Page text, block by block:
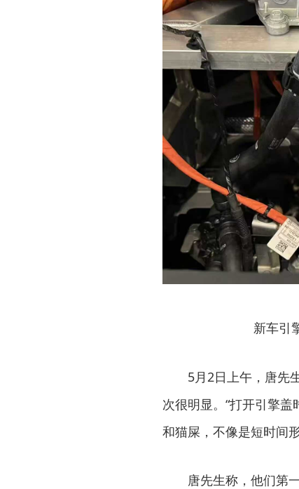
新车引
5月2日上午，唐先
次很明显。“打开引擎
和猫屎，不像是短时间
唐先生称，他们第